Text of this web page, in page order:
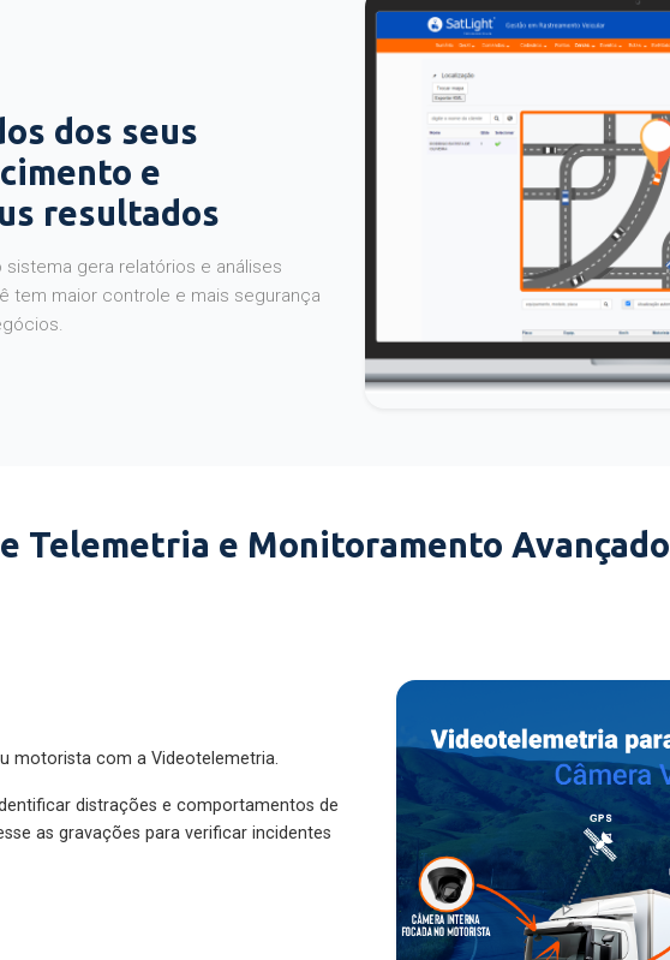
dos seus
e
resultados
gera relatórios e análises
tem maior controle e mais segurança
Telemetria e Monitoramento Avançado
motorista com a Videotelemetria.
distrações e comportamentos de
as gravações para verificar incidentes